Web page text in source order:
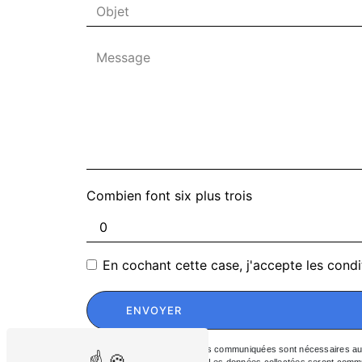
Combien font six plus trois
En cochant cette case, j'accepte les
ENVOYER
** Les données personnelles communiquées sont nécessaires